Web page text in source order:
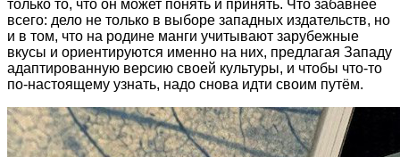
только то, что он может понять и принять. Что забавнее
всего: дело не только в выборе западных издательств, но
и в том, что на родине манги учитывают зарубежные
вкусы и ориентируются именно на них, предлагая Западу
адаптированную версию своей культуры, и чтобы что-то
по-настоящему узнать, надо снова идти своим путём.